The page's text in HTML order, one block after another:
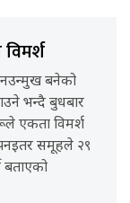
बनेको
भन्दै बुधबार
एकता विमर्श
समूहले २९
बताएको